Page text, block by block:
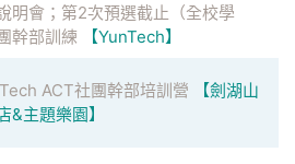
明會；第2次預選截止（全校學
幹部訓練
【YunTech】
ACT社團幹部培訓營
【劍湖山
&主題樂園】